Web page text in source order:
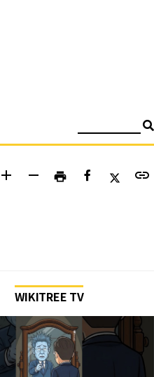
add remove print link
WIKITREE TV